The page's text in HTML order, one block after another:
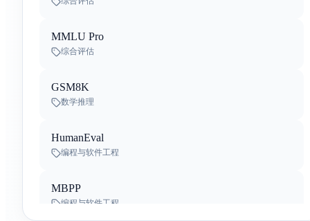
Kimi K3
Inkling
Qwen-Audio-3.0-TTS-Plus
Qwen-Audio-3.0-TTS-Flash
MMLU Pro
综合评估
GSM8K
数学推理
HumanEval
编程与软件工程
MBPP
编程与软件工程